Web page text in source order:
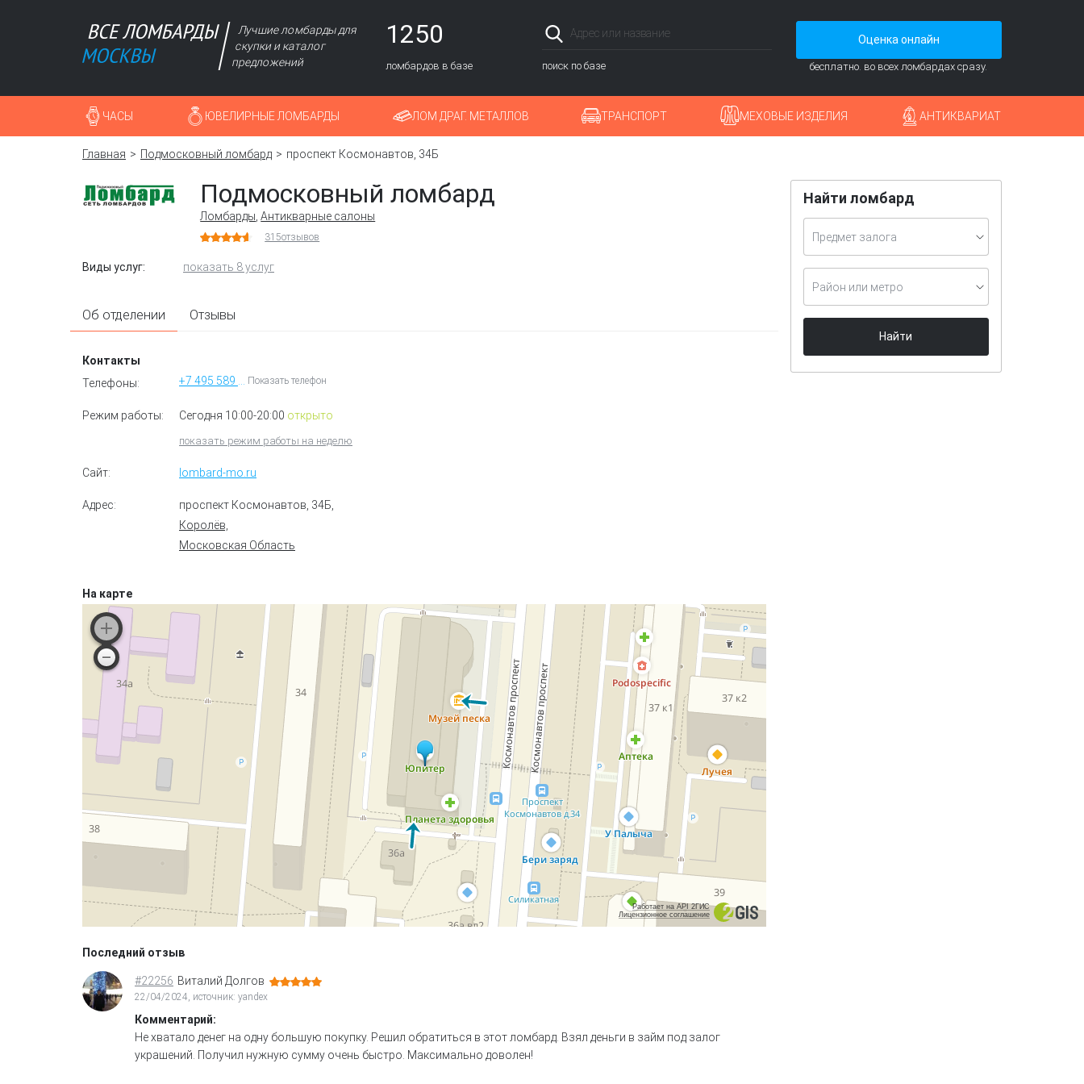
Лучшие ломбарды для
скупки и каталог
предложений
1250
ломбардов в базе поиск по базе
Оценка онлайн
бесплатно. во всех ломбардах сразу.
ЧАСЫ ЮВЕЛИРНЫЕ ЛОМБАРДЫ ЛОМ ДРАГ. МЕТАЛЛОВ ТРАНСПОРТ МЕХОВЫЕ ИЗДЕЛИЯ АНТИКВАРИАТ
Главная Подмосковный ломбард проспект Космонавтов, 34Б
Подмосковный ломбард
Ломбарды ,Антикварные салоны
315отзывов
Виды услуг: показать 8 услуг
Об отделении Отзывы
Контакты
Телефоны:
Показать телефон
Режим работы: Сегодня 10:00-20:00 открыто
показать режим работы на неделю
Сайт: lombard-mo.ru
Адрес: проспект Космонавтов, 34Б
Королёв,
Московская Область
На карте
Работает на API 2ГИС
Лицензионное соглашение
Последний отзыв
#22256 Виталий Долгов
22/04/2024, источник: yandex
Комментарий:
Не хватало денег на одну большую покупку. Решил обратиться в этот ломбард. Взял деньги в займ под залог
украшений. Получил нужную сумму очень быстро. Максимально доволен!
Найти ломбард
Предмет залога
Район или метро
Найти